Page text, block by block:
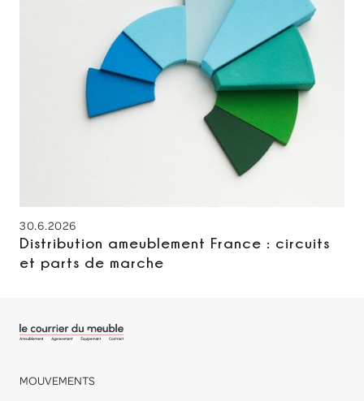
30.6.2026
Distribution ameublement France : circuits
et parts de marche
MOUVEMENTS